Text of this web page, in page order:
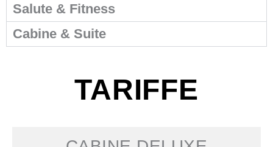
Salute & Fitness
Cabine & Suite
TARIFFE